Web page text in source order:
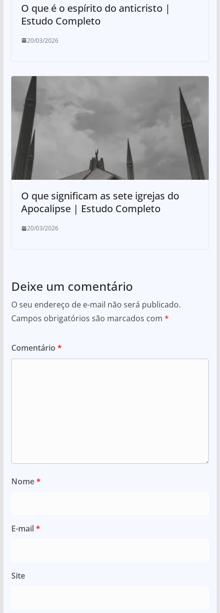
O que é o espírito do anticristo |
Estudo Completo
20/03/2026
O que significam as sete igrejas do
Apocalipse | Estudo Completo
20/03/2026
Deixe um comentário
O seu endereço de e-mail não será publicado.
Campos obrigatórios são marcados com *
Comentário *
Nome*
E-mail*
Site